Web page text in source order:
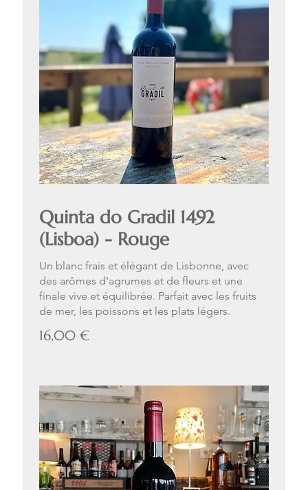
Quinta do Gradil 1492
(Lisboa) - Rouge
Un blanc frais et élégant de Lisbonne, avec
des arômes d'agrumes et de fleurs et une
finale vive et équilibrée. Parfait avec les fruits
de mer, les poissons et les plats légers.
16,00 €